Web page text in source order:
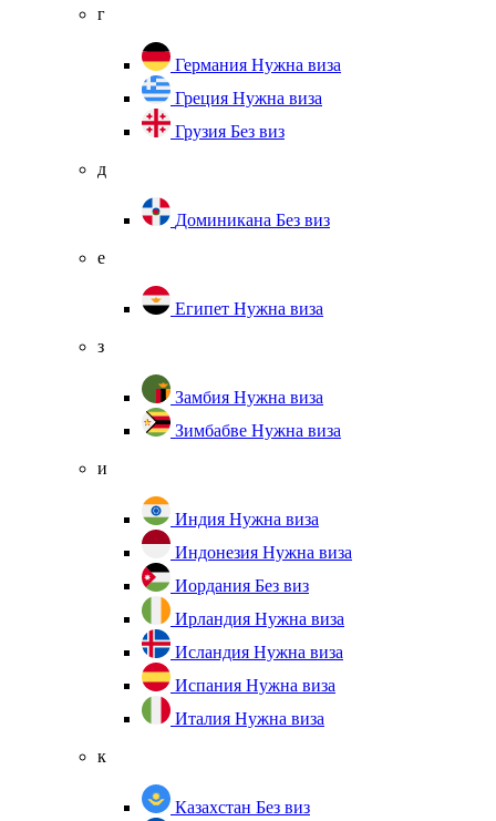
г
Германия Нужна виза
Греция Нужна виза
Грузия Без виз
д
Доминикана Без виз
е
Египет Нужна виза
з
Замбия Нужна виза
Зимбабве Нужна виза
и
Индия Нужна виза
Индонезия Нужна виза
Иордания Без виз
Ирландия Нужна виза
Исландия Нужна виза
Испания Нужна виза
Италия Нужна виза
к
Казахстан Без виз